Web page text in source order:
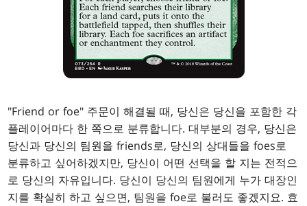
"Friend or foe" 주문이 해결될 때, 당신은 당신을 포함한 각
플레이어마다 한 쪽으로 분류합니다. 대부분의 경우, 당신은
당신과 당신의 팀원을 friends로, 당신의 상대들을 foes로
분류하고 싶어하겠지만, 당신이 어떤 선택을 할 지는 전적으
로 당신의 자유입니다. 당신이 당신의 팀원에게 누가 대장인
지를 확실히 하고 싶으면, 팀원을 foe로 불러도 좋겠지요. 효